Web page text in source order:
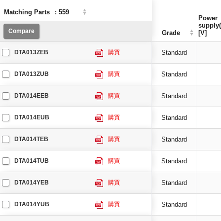
Matching Parts : 559
Compare Grade
Power
[V]
DTA013ZEB 購買 Standard
DTA013ZUB 購買 Standard
DTA014EEB 購買 Standard
DTA014EUB 購買 Standard
DTA014TEB 購買 Standard
DTA014TUB 購買 Standard
DTA014YEB 購買 Standard
DTA014YUB 購買 Standard
Matching Parts :559
Compare Grade
Power
[V]